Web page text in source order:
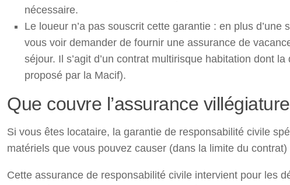
nécessaire.
Le loueur n’a pas souscrit cette garantie : en plus
vous voir demander de fournir une assurance de
séjour. Il s’agit d’un contrat multirisque habitation dont
proposé par la Macif).
Que couvre l’assurance
Si vous êtes locataire, la garantie de responsabilité civile
matériels que vous pouvez causer (dans la limite du
Cette assurance de responsabilité civile intervient pour les